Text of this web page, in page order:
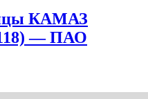
КАМАЗ
— ПАО